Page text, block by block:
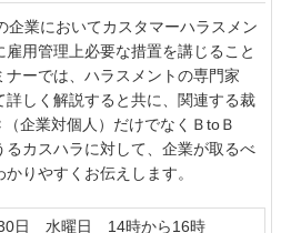
企業においてカスタマーハラスメン
雇用管理上必要な措置を講じること
ーでは、ハラスメントの専門家
しく解説すると共に、関連する裁
企業対個人）だけでなくＢtoＢ
るカスハラに対して、企業が取るべ
りやすくお伝えします。
日 水曜日 14時から16時